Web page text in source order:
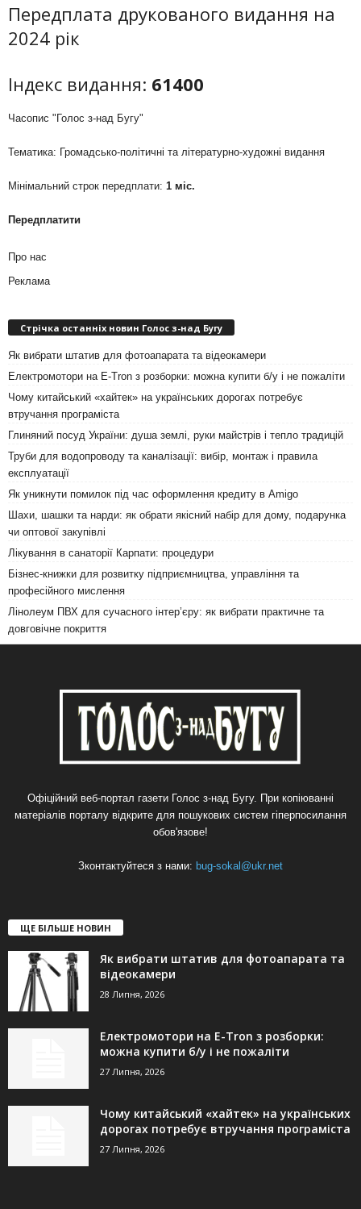
Передплата друкованого видання на
2024 рік
Індекс видання: 61400
Часопис "Голос з-над Бугу"
Тематика: Громадсько-політичні та літературно-художні видання
Мінімальний строк передплати: 1 міс.
Передплатити
Про нас
Реклама
Стрічка останніх новин Голос з-над Бугу
Як вибрати штатив для фотоапарата та відеокамери
Електромотори на E-Tron з розборки: можна купити б/у і не пожаліти
Чому китайський «хайтек» на українських дорогах потребує
втручання програміста
Глиняний посуд України: душа землі, руки майстрів і тепло традицій
Труби для водопроводу та каналізації: вибір, монтаж і правила
експлуатації
Як уникнути помилок під час оформлення кредиту в Amigo
Шахи, шашки та нарди: як обрати якісний набір для дому, подарунка
чи оптової закупівлі
Лікування в санаторії Карпати: процедури
Бізнес-книжки для розвитку підприємництва, управління та
професійного мислення
Лінолеум ПВХ для сучасного інтер’єру: як вибрати практичне та
довговічне покриття
Офіційний веб-портал газети Голос з-над Бугу. При копіюванні
матеріалів порталу відкрите для пошукових систем гіперпосилання
обов'язове!
Зконтактуйтеся з нами: bug-sokal@ukr.net
ЩЕ БІЛЬШЕ НОВИН
Як вибрати штатив для фотоапарата та
відеокамери
28 Липня, 2026
Електромотори на E-Tron з розборки:
можна купити б/у і не пожаліти
27 Липня, 2026
Чому китайський «хайтек» на українських
дорогах потребує втручання програміста
27 Липня, 2026